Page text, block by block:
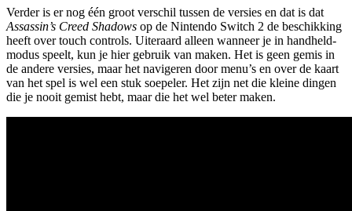
Verder is er nog één groot verschil tussen de versies en dat is dat
Assassin’s Creed Shadows op de Nintendo Switch 2 de beschikking
heeft over touch controls. Uiteraard alleen wanneer je in handheld-
modus speelt, kun je hier gebruik van maken. Het is geen gemis in
de andere versies, maar het navigeren door menu’s en over de kaart
van het spel is wel een stuk soepeler. Het zijn net die kleine dingen
die je nooit gemist hebt, maar die het wel beter maken.